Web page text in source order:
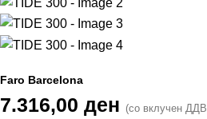
Faro Barcelona
7.316,00 ден (со вклучен